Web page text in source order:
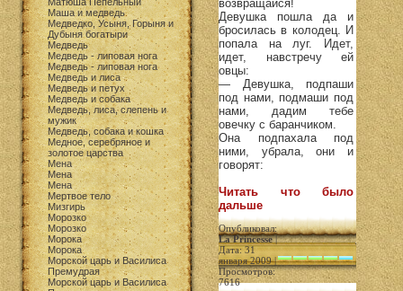
Маша и медведь
Медведко, Усыня, Горыня и
Дубыня богатыри
Медведь
Медведь - липовая нога
Медведь - липовая нога
Медведь и лиса
Медведь и петух
Медведь и собака
Медведь, лиса, слепень и
мужик
Медведь, собака и кошка
Медное, серебряное и
золотое царства
Мена
Мена
Мена
Мертвое тело
Мизгирь
Морозко
Морозко
Морока
Морока
Морской царь и Василиса
Премудрая
Морской царь и Василиса
возвращайся!
Девушка пошла да и
бросилась в колодец. И
попала на луг. Идет,
идет, навстречу ей
овцы:
— Девушка, подпаши
под нами, подмаши под
нами, дадим тебе
овечку с баранчиком.
Она подпахала под
ними, убрала, они и
говорят:
Читать что было
дальше
Опубликовал:
La Princesse|
Дата: 31
января 2009 |
Просмотров:
7616